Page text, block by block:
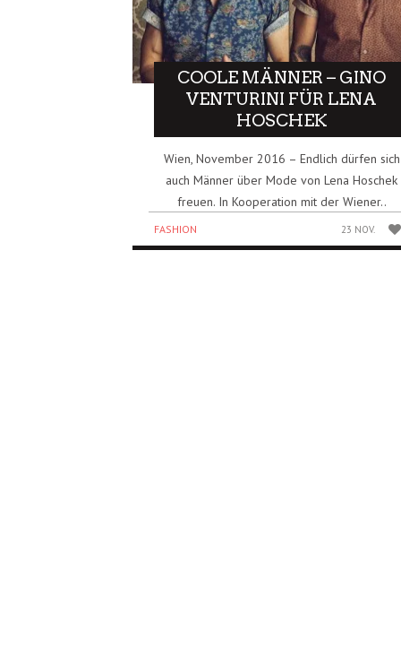
COOLE MÄNNER – GINO
VENTURINI FÜR LENA
HOSCHEK
Wien, November 2016 – Endlich dürfen sich
auch Männer über Mode von Lena Hoschek
freuen. In Kooperation mit der Wiener..
FASHION 23 NOV.